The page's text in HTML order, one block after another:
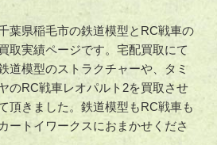
葉県稲毛市の鉄道模型とRC戦車の
取実績ページです。宅配買取にて
道模型のストラクチャーや、タミ
のRC戦車レオパルト2を買取させ
頂きました。鉄道模型もRC戦車も
カートイワークスにおまかせくださ